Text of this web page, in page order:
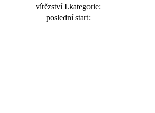
vítězství I.kategorie:
poslední start: